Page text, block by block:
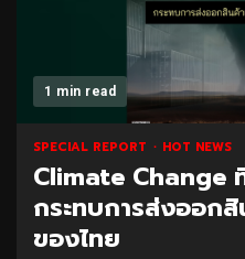
1 min read
SPECIAL REPORT HOT NEWS
Climate Change
กระทบการส่งออกสิ
ของไทย